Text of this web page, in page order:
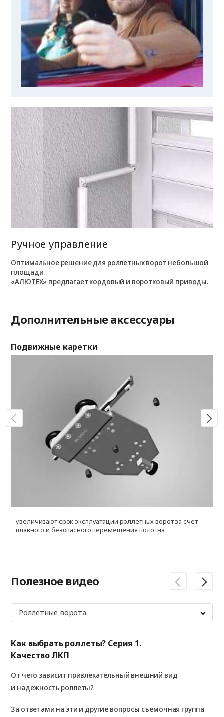
Ручное управление
Оптимальное решение для роллетных ворот небольшой
площади.
«АЛЮТЕХ» предлагает кордовый и воротковый приводы.
Дополнительные аксессуары
Подвижные каретки
увеличивают срок эксплуатации роллетных ворот за счет
плавного и безопасного перемещения полотна
Полезное видео
Роллетные ворота
Как выбрать роллеты? Серия 1.
Качество ЛКП
От чего зависит привлекательный внешний вид
и надежность роллеты?
За ответами на эти и другие вопросы съемочная группа